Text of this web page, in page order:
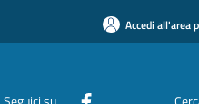
Accedi all'area